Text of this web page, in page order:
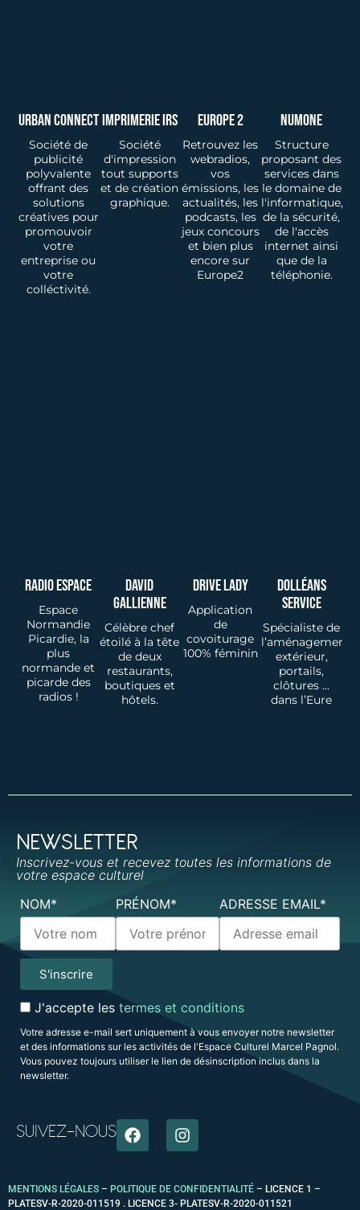
Urban Connect
Société de
publicité
polyvalente
offrant des
solutions
créatives pour
promouvoir
votre
entreprise ou
votre
colléctivité.
Imprimerie Irs
Société
d'impression
tout supports
et de création
graphique.
Europe 2
Retrouvez les
webradios,
vos
émissions, les
actualités, les
podcasts, les
jeux concours
et bien plus
encore sur
Europe2
Numone
Structure
proposant des
services dans
le domaine de
l'informatique,
de la sécurité,
de l'accès
internet ainsi
que de la
téléphonie.
Radio Espace
Espace
Normandie
Picardie, la
plus
normande et
picarde des
radios !
David
Gallienne
Célèbre chef
étoilé à la tête
de deux
restaurants,
boutiques et
hôtels.
Drive Lady
Application
de
covoiturage
100% féminin
Dolléans
Service
Spécialiste de
l’aménagement
extérieur,
portails,
clôtures ...
dans l’Eure
NEWSLETTER
Inscrivez-vous et recevez toutes les informations de
votre espace culturel
NOM*
PRÉNOM* ADRESSE EMAIL*
J'accepte les termes et conditions
Votre adresse e-mail sert uniquement à vous envoyer notre newsletter
et des informations sur les activités de l'Espace Culturel Marcel Pagnol.
Vous pouvez toujours utiliser le lien de désinscription inclus dans la
newsletter.
SUIVEZ-NOUS
MENTIONS LÉGALES – POLITIQUE DE CONFIDENTIALITÉ – LICENCE 1 –
PLATESV-R-2020-011519 . LICENCE 3- PLATESV-R-2020-011521